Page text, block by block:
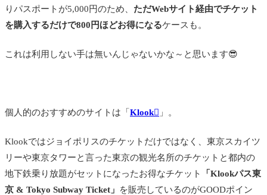
りパスポートが5,000円のため、 ただWebサイト経由でチケット
を購入するだけで800円ほどお得になるケースも。
これは利用しない手は無いんじゃないかな～と思います😎
個人的のおすすめのサイトは「 Klook 」。
Klookではジョイポリスのチケットだけではなく、東京スカイツ
リーや東京タワーと言った東京の観光名所のチケットと都内の
地下鉄乗り放題がセットになったお得なチケット
「Klookパス東
京 & Tokyo Subway Ticket」
を販売しているのがGOODポイン